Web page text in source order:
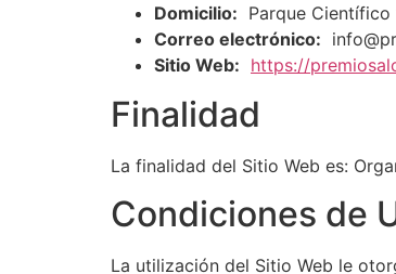
Domicilio: Parque Científico
Correo electrónico:
Sitio Web: https://
Finalidad
La finalidad del Sitio Web es:
Condiciones de
La utilización del Sitio Web le